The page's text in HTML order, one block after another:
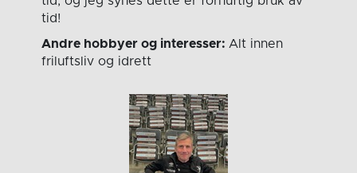
tid!
Andre hobbyer og interesser:Alt innen
friluftsliv og idrett